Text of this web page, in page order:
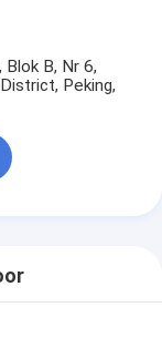
B, Nr 6,
Peking,